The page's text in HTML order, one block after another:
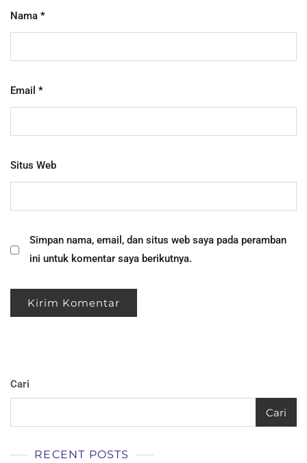
Nama *
Email *
Situs Web
Simpan nama, email, dan situs web saya pada peramban
ini untuk komentar saya berikutnya.
Cari
Cari
RECENT POSTS